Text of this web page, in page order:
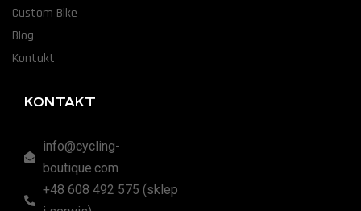
Custom Bike
Blog
Kontakt
KONTAKT
info@cycling-
boutique.com
+48 608 492 575 (sklep